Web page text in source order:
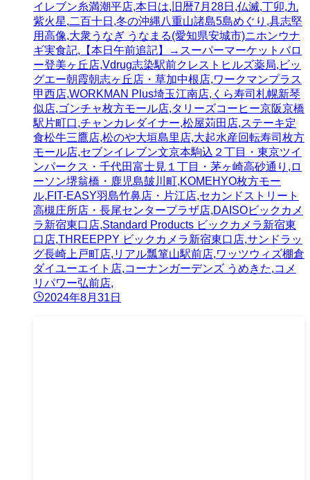
イレブン糸満潮平店,本日は,旧暦7月28日,仏滅,丁卯,九
紫火星,二百十日,冬の沖縄八重山諸島5島めぐり,具志堅
用高像,大衆うなぎ うなまる(愛知県安城市)ニホンウナ
ギ実食記,【本日午前追記】→スーパーマーケットバロ
ー登美ヶ丘店,Vdrug志染駅前クレストヒルズ薬局,ビッ
グエー朝霞朝志ヶ丘店・草加中根店,ワークマンプラス
甲西店,WORKMAN Plus埼玉江南店,くら寿司札幌新琴
似店,ゴンチャ枚方モール店,タリーズコーヒー京阪京橋
駅片町口,チャンカレダイナー,松屋苅田店,ステーキ定
食松牛三鷹店,松のや大垣島里店,大起水産回転寿司枚方
モール店,セブンイレブン文京本駒込２丁目・東京ツイ
ンパークス・千代田富士見１丁目・茅ヶ崎高砂通り,ロ
ーソン堺翁橋・鹿児島皷川町,KOMEHYO枚方モー
ル,FIT-EASY羽島竹鼻店・片江店,セカンドストリート
高槻庄所店・長尾センタープラザ店,DAISOビックカメ
ラ新宿東口店,Standard Products ビックカメラ新宿東
口店,THREEPPY ビックカメラ新宿東口店,サンドラッ
グ長崎上戸町店,リアル瓢箪山駅前店,ワッツウィズ棚倉
ダイユーエイト店,コーナンガーデンズ うめきた,コメ
リパワー弘前店,
2024年8月31日